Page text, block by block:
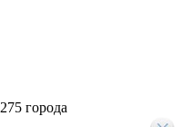
275 города